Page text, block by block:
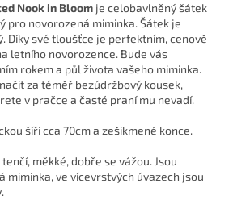
Nook in Bloom je celobavlněný šátek
pro novorozená miminka. Šátek je
Díky své tloušťce je perfektním, cenově
letního novorozence. Bude vás
rokem a půl života vašeho miminka.
za téměř bezúdržbový kousek,
v pračce a časté praní mu nevadí.
šíři cca 70cm a zešikmené konce.
měkké, dobře se vážou. Jsou
miminka, ve vícevrstvých úvazech jsou